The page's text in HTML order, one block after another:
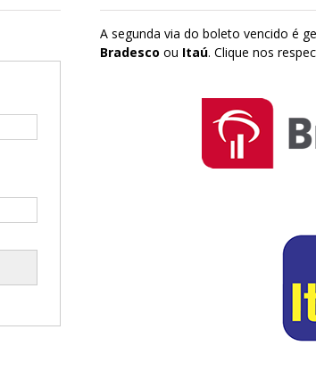
A segunda via do boleto vencido é
Bradesco ou Itaú. Clique nos